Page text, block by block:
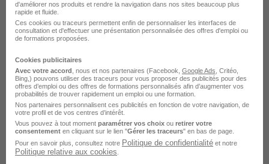
Courte
d'améliorer nos produits et rendre la navigation dans nos sites beaucoup plus
rapide et fluide.
Ces cookies ou traceurs permettent enfin de personnaliser les interfaces de
consultation et d'effectuer une présentation personnalisée des offres d'emploi ou
de formations proposées.
Cookies publicitaires
Avec votre accord , nous et nos partenaires (Facebook, Google Ads , Critéo,
Bing,) pouvons utiliser des traceurs pour vous proposer des publicités pour des
offres d’emploi ou des offres de formations personnalisés afin d’augmenter vos
probabilités de trouver rapidement un emploi ou une formation.
Nos partenaires personnalisent ces publicités en fonction de votre navigation, de
votre profil et de vos centres d’intérêt.
Vous pouvez à tout moment paramétrer vos choix ou retirer votre
consentement en cliquant sur le lien "Gérer les traceurs" en bas de page.
Pour en savoir plus, consultez notre Politique de confidentialité et notre
Politique relative aux cookies